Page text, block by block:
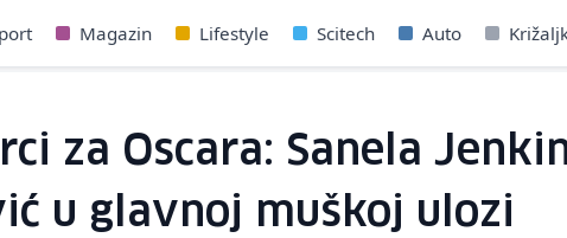
Magazin Lifestyle Scitech Auto
za Oscara: Sanela
u glavnoj muškoj ulozi